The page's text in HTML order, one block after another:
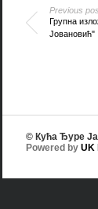
Previous
Групна
Јовановић"
© Кућа Ђуре
Powered by UK